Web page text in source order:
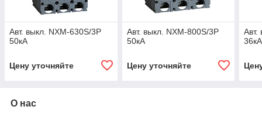
Авт. выкл. NXM-630S/3P
50кА
Цену уточняйте
Авт. выкл. NXM-800S/3P
50кА
Цену уточняйте
Авт.
36кА
О нас